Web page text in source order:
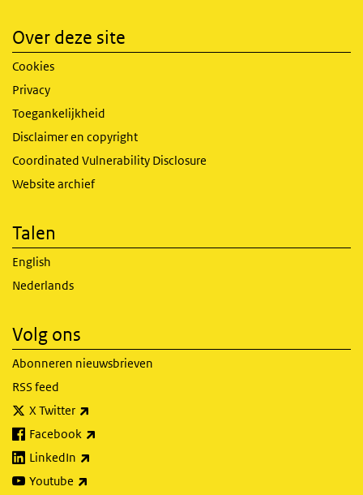
Over deze site
Cookies
Privacy
Toegankelijkheid
Disclaimer en copyright
Coordinated Vulnerability Disclosure
Website archief
Talen
English
Nederlands
Volg ons
Abonneren nieuwsbrieven
RSS feed
X Twitter
Facebook
LinkedIn
Youtube